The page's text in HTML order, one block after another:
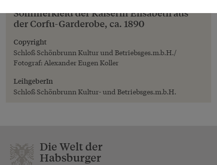
Sommerkleid der Kaiserin Elisabeth aus
der Corfu-Garderobe, ca. 1890
Copyright
Schloß Schönbrunn Kultur und Betriebsges.m.b.H./
Fotograf: Alexander Eugen Koller
LeihgeberIn
Schloß Schönbrunn Kultur- und Betriebsges.m.b.H.
Die Welt der
Habsburger